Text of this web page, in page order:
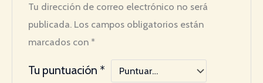
Tu dirección de correo electrónico no será
publicada. Los campos obligatorios están
marcados con*
Tu puntuación *